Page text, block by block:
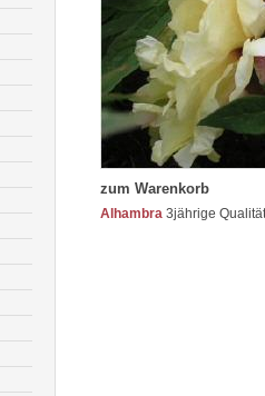
zum Warenkorb
Alhambra 3jährige